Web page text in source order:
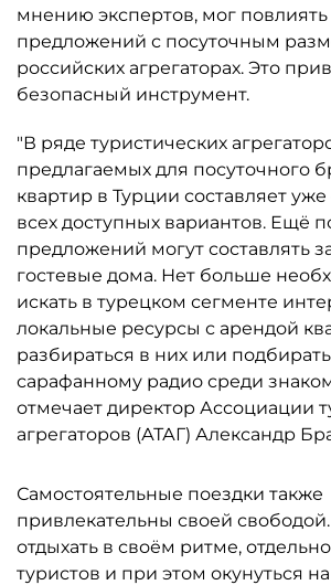
мнению экспертов, мог повлиять
предложений с посуточным
российских агрегаторах. Это
безопасный инструмент.
"В ряде туристических
предлагаемых для посуточного
квартир в Турции составляет уже
всех доступных вариантов. Ещё
предложений могут составлять
гостевые дома. Нет больше
искать в турецком сегменте
локальные ресурсы с арендой
разбираться в них или
сарафанному радио среди
отмечает директор Ассоциации
агрегаторов (АТАГ) Александр
Самостоятельные поездки также
привлекательны своей
отдыхать в своём ритме,
туристов и при этом окунуться